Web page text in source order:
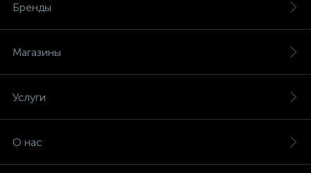
Бренды
Магазины
Услуги
О нас